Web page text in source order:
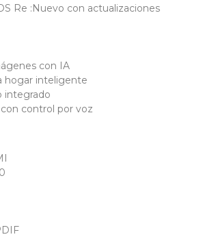
Re :Nuevo con actualizaciones
con IA
hogar inteligente
integrado
control por voz